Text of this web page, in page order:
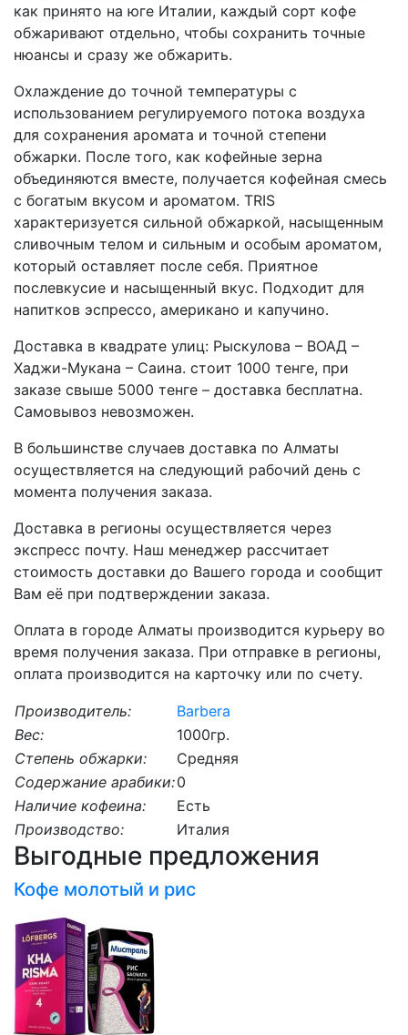
как принято на юге Италии, каждый сорт кофе
обжаривают отдельно, чтобы сохранить точные
нюансы и сразу же обжарить.
Охлаждение до точной температуры с
использованием регулируемого потока воздуха
для сохранения аромата и точной степени
обжарки. После того, как кофейные зерна
объединяются вместе, получается кофейная смесь
с богатым вкусом и ароматом. TRIS
характеризуется сильной обжаркой, насыщенным
сливочным телом и сильным и особым ароматом,
который оставляет после себя. Приятное
послевкусие и насыщенный вкус. Подходит для
напитков эспрессо, американо и капучино.
Доставка в квадрате улиц: Рыскулова – ВОАД –
Хаджи-Мукана – Саина. стоит 1000 тенге, при
заказе свыше 5000 тенге – доставка бесплатна.
Самовывоз невозможен.
В большинстве случаев доставка по Алматы
осуществляется на следующий рабочий день с
момента получения заказа.
Доставка в регионы осуществляется через
экспресс почту. Наш менеджер рассчитает
стоимость доставки до Вашего города и сообщит
Вам её при подтверждении заказа.
Оплата в городе Алматы производится курьеру во
время получения заказа. При отправке в регионы,
оплата производится на карточку или по счету.
Производитель:
Barbera
Вес:
1000гр.
Степень обжарки:
Средняя
Содержание арабики:0
Наличие кофеина:
Есть
Производство:
Италия
Выгодные предложения
Кофе молотый и рис